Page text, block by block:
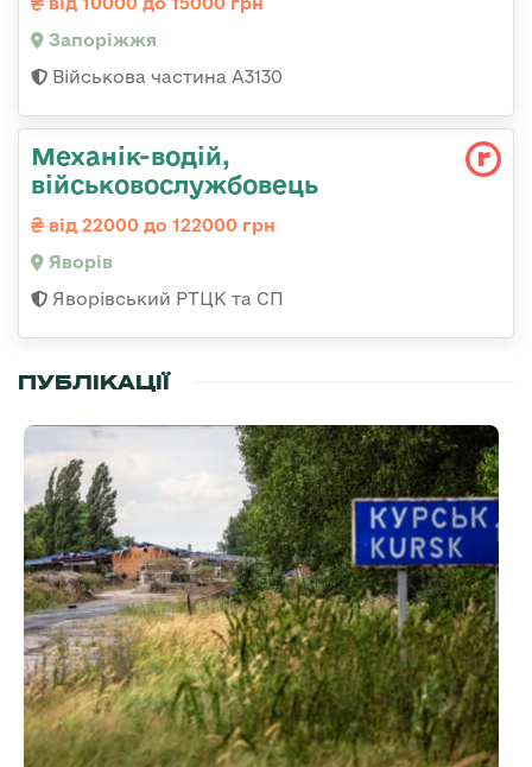
Запоріжжя
Військова частина А3130
Механік-водій,
військовослужбовець
від 22000 до 122000 грн
Яворів
Яворівський РТЦК та СП
ПУБЛІКАЦІЇ